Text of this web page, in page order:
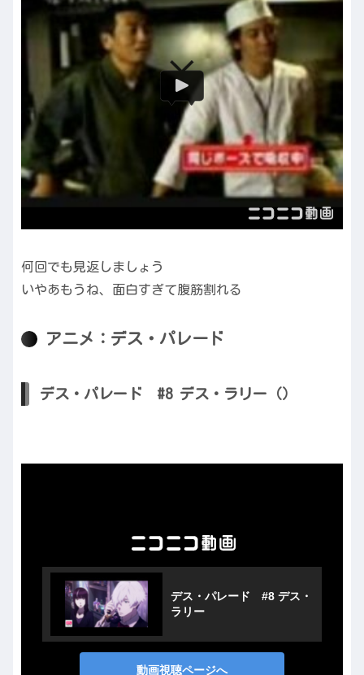
何回でも見返しましょう
いやあもうね、面白すぎて腹筋割れる
アニメ：デス・パレード
デス・パレード #8 デス・ラリー（）